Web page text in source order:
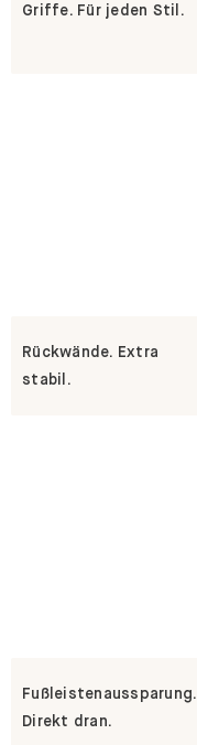
Griffe. Für jeden Stil.
Rückwände. Extra
stabil.
Fußleistenaussparung.
Direkt dran.